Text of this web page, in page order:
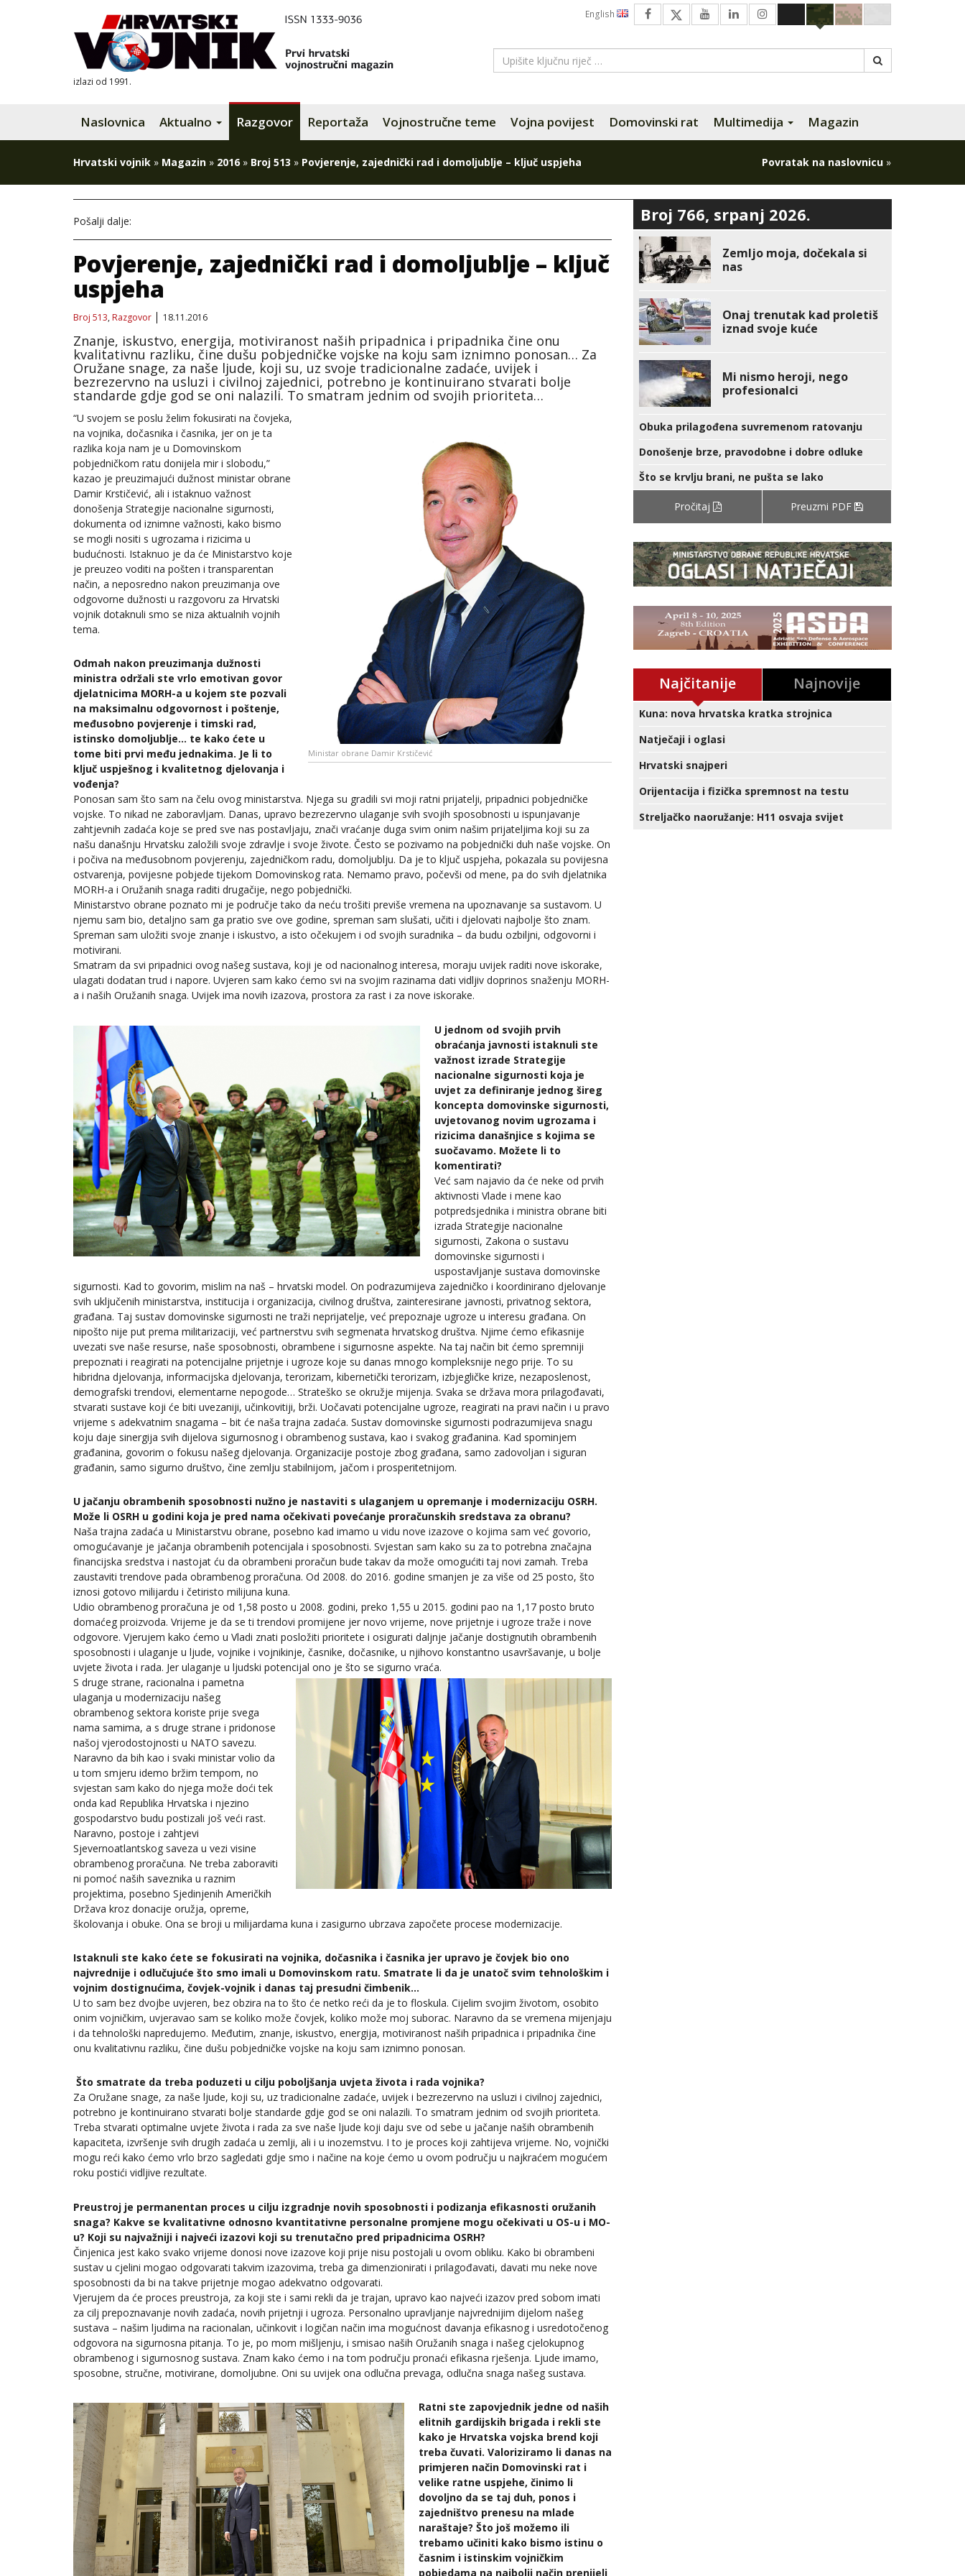
izlazi od 1991.
English
Naslovnica Aktualno Razgovor Reportaža Vojnostručne teme Vojna povijest Domovinski rat Multimedija Magazin
Hrvatski vojnik » Magazin » 2016 » Broj 513 » Povjerenje, zajednički rad i domoljublje – ključ uspjeha Povratak na naslovnicu »
Pošalji dalje:
Povjerenje, zajednički rad i domoljublje – ključ
uspjeha
Broj 513,Razgovor 18.11.2016
Znanje, iskustvo, energija, motiviranost naših pripadnica i pripadnika čine onu
kvalitativnu razliku, čine dušu pobjedničke vojske na koju sam iznimno ponosan… Za
Oružane snage, za naše ljude, koji su, uz svoje tradicionalne zadaće, uvijek i
bezrezervno na usluzi i civilnoj zajednici, potrebno je kontinuirano stvarati bolje
standarde gdje god se oni nalazili. To smatram jednim od svojih prioriteta…
Ministar obrane Damir Krstičević
“U svojem se poslu želim fokusirati na čovjeka,
na vojnika, dočasnika i časnika, jer on je ta
razlika koja nam je u Domovinskom
pobjedničkom ratu donijela mir i slobodu,”
kazao je preuzimajući dužnost ministar obrane
Damir Krstičević, ali i istaknuo važnost
donošenja Strategije nacionalne sigurnosti,
dokumenta od iznimne važnosti, kako bismo
se mogli nositi s ugrozama i rizicima u
budućnosti. Istaknuo je da će Ministarstvo koje
je preuzeo voditi na pošten i transparentan
način, a neposredno nakon preuzimanja ove
odgovorne dužnosti u razgovoru za Hrvatski
vojnik dotaknuli smo se niza aktualnih vojnih
tema.
Odmah nakon preuzimanja dužnosti
ministra održali ste vrlo emotivan govor
djelatnicima MORH-a u kojem ste pozvali
na maksimalnu odgovornost i poštenje,
međusobno povjerenje i timski rad,
istinsko domoljublje… te kako ćete u
tome biti prvi među jednakima. Je li to
ključ uspješnog i kvalitetnog djelovanja i
vođenja?
Ponosan sam što sam na čelu ovog ministarstva. Njega su gradili svi moji ratni prijatelji, pripadnici pobjedničke
vojske. To nikad ne zaboravljam. Danas, upravo bezrezervno ulaganje svih svojih sposobnosti u ispunjavanje
zahtjevnih zadaća koje se pred sve nas postavljaju, znači vraćanje duga svim onim našim prijateljima koji su za
našu današnju Hrvatsku založili svoje zdravlje i svoje živote. Često se pozivamo na pobjednički duh naše vojske. On
i počiva na međusobnom povjerenju, zajedničkom radu, domoljublju. Da je to ključ uspjeha, pokazala su povijesna
ostvarenja, povijesne pobjede tijekom Domovinskog rata. Nemamo pravo, počevši od mene, pa do svih djelatnika
MORH-a i Oružanih snaga raditi drugačije, nego pobjednički.
Ministarstvo obrane poznato mi je područje tako da neću trošiti previše vremena na upoznavanje sa sustavom. U
njemu sam bio, detaljno sam ga pratio sve ove godine, spreman sam slušati, učiti i djelovati najbolje što znam.
Spreman sam uložiti svoje znanje i iskustvo, a isto očekujem i od svojih suradnika – da budu ozbiljni, odgovorni i
motivirani.
Smatram da svi pripadnici ovog našeg sustava, koji je od nacionalnog interesa, moraju uvijek raditi nove iskorake,
ulagati dodatan trud i napore. Uvjeren sam kako ćemo svi na svojim razinama dati vidljiv doprinos snaženju MORH-
a i naših Oružanih snaga. Uvijek ima novih izazova, prostora za rast i za nove iskorake.
U jednom od svojih prvih
obraćanja javnosti istaknuli ste
važnost izrade Strategije
nacionalne sigurnosti koja je
uvjet za definiranje jednog šireg
koncepta domovinske sigurnosti,
uvjetovanog novim ugrozama i
rizicima današnjice s kojima se
suočavamo. Možete li to
komentirati?
Već sam najavio da će neke od prvih
aktivnosti Vlade i mene kao
potpredsjednika i ministra obrane biti
izrada Strategije nacionalne
sigurnosti, Zakona o sustavu
domovinske sigurnosti i
uspostavljanje sustava domovinske
sigurnosti. Kad to govorim, mislim na naš – hrvatski model. On podrazumijeva zajedničko i koordinirano djelovanje
svih uključenih ministarstva, institucija i organizacija, civilnog društva, zainteresirane javnosti, privatnog sektora,
građana. Taj sustav domovinske sigurnosti ne traži neprijatelje, već prepoznaje ugroze u interesu građana. On
nipošto nije put prema militarizaciji, već partnerstvu svih segmenata hrvatskog društva. Njime ćemo efikasnije
uvezati sve naše resurse, naše sposobnosti, obrambene i sigurnosne aspekte. Na taj način bit ćemo spremniji
prepoznati i reagirati na potencijalne prijetnje i ugroze koje su danas mnogo kompleksnije nego prije. To su
hibridna djelovanja, informacijska djelovanja, terorizam, kibernetički terorizam, izbjegličke krize, nezaposlenost,
demografski trendovi, elementarne nepogode… Strateško se okružje mijenja. Svaka se država mora prilagođavati,
stvarati sustave koji će biti uvezaniji, učinkovitiji, brži. Uočavati potencijalne ugroze, reagirati na pravi način i u pravo
vrijeme s adekvatnim snagama – bit će naša trajna zadaća. Sustav domovinske sigurnosti podrazumijeva snagu
koju daje sinergija svih dijelova sigurnosnog i obrambenog sustava, kao i svakog građanina. Kad spominjem
građanina, govorim o fokusu našeg djelovanja. Organizacije postoje zbog građana, samo zadovoljan i siguran
građanin, samo sigurno društvo, čine zemlju stabilnijom, jačom i prosperitetnijom.
U jačanju obrambenih sposobnosti nužno je nastaviti s ulaganjem u opremanje i modernizaciju OSRH.
Može li OSRH u godini koja je pred nama očekivati povećanje proračunskih sredstava za obranu?
Naša trajna zadaća u Ministarstvu obrane, posebno kad imamo u vidu nove izazove o kojima sam već govorio,
omogućavanje je jačanja obrambenih potencijala i sposobnosti. Svjestan sam kako su za to potrebna značajna
financijska sredstva i nastojat ću da obrambeni proračun bude takav da može omogućiti taj novi zamah. Treba
zaustaviti trendove pada obrambenog proračuna. Od 2008. do 2016. godine smanjen je za više od 25 posto, što
iznosi gotovo milijardu i četiristo milijuna kuna.
Udio obrambenog proračuna je od 1,58 posto u 2008. godini, preko 1,55 u 2015. godini pao na 1,17 posto bruto
domaćeg proizvoda. Vrijeme je da se ti trendovi promijene jer novo vrijeme, nove prijetnje i ugroze traže i nove
odgovore. Vjerujem kako ćemo u Vladi znati posložiti prioritete i osigurati daljnje jačanje dostignutih obrambenih
sposobnosti i ulaganje u ljude, vojnike i vojnikinje, časnike, dočasnike, u njihovo konstantno usavršavanje, u bolje
uvjete života i rada. Jer ulaganje u ljudski potencijal ono je što se sigurno vraća.
S druge strane, racionalna i pametna
ulaganja u modernizaciju našeg
obrambenog sektora koriste prije svega
nama samima, a s druge strane i pridonose
našoj vjerodostojnosti u NATO savezu.
Naravno da bih kao i svaki ministar volio da
u tom smjeru idemo bržim tempom, no
svjestan sam kako do njega može doći tek
onda kad Republika Hrvatska i njezino
gospodarstvo budu postizali još veći rast.
Naravno, postoje i zahtjevi
Sjevernoatlantskog saveza u vezi visine
obrambenog proračuna. Ne treba zaboraviti
ni pomoć naših saveznika u raznim
projektima, posebno Sjedinjenih Američkih
Država kroz donacije oružja, opreme,
školovanja i obuke. Ona se broji u milijardama kuna i zasigurno ubrzava započete procese modernizacije.
Istaknuli ste kako ćete se fokusirati na vojnika, dočasnika i časnika jer upravo je čovjek bio ono
najvrednije i odlučujuće što smo imali u Domovinskom ratu. Smatrate li da je unatoč svim tehnološkim i
vojnim dostignućima, čovjek-vojnik i danas taj presudni čimbenik…
U to sam bez dvojbe uvjeren, bez obzira na to što će netko reći da je to floskula. Cijelim svojim životom, osobito
onim vojničkim, uvjeravao sam se koliko može čovjek, koliko može moj suborac. Naravno da se vremena mijenjaju
i da tehnološki napredujemo. Međutim, znanje, iskustvo, energija, motiviranost naših pripadnica i pripadnika čine
onu kvalitativnu razliku, čine dušu pobjedničke vojske na koju sam iznimno ponosan.
Što smatrate da treba poduzeti u cilju poboljšanja uvjeta života i rada vojnika?
Za Oružane snage, za naše ljude, koji su, uz tradicionalne zadaće, uvijek i bezrezervno na usluzi i civilnoj zajednici,
potrebno je kontinuirano stvarati bolje standarde gdje god se oni nalazili. To smatram jednim od svojih prioriteta.
Treba stvarati optimalne uvjete života i rada za sve naše ljude koji daju sve od sebe u jačanje naših obrambenih
kapaciteta, izvršenje svih drugih zadaća u zemlji, ali i u inozemstvu. I to je proces koji zahtijeva vrijeme. No, vojnički
mogu reći kako ćemo vrlo brzo sagledati gdje smo i načine na koje ćemo u ovom području u najkraćem mogućem
roku postići vidljive rezultate.
Preustroj je permanentan proces u cilju izgradnje novih sposobnosti i podizanja efikasnosti oružanih
snaga? Kakve se kvalitativne odnosno kvantitativne personalne promjene mogu očekivati u OS-u i MO-
u? Koji su najvažniji i najveći izazovi koji su trenutačno pred pripadnicima OSRH?
Činjenica jest kako svako vrijeme donosi nove izazove koji prije nisu postojali u ovom obliku. Kako bi obrambeni
sustav u cjelini mogao odgovarati takvim izazovima, treba ga dimenzionirati i prilagođavati, davati mu neke nove
sposobnosti da bi na takve prijetnje mogao adekvatno odgovarati.
Vjerujem da će proces preustroja, za koji ste i sami rekli da je trajan, upravo kao najveći izazov pred sobom imati
za cilj prepoznavanje novih zadaća, novih prijetnji i ugroza. Personalno upravljanje najvrednijim dijelom našeg
sustava – našim ljudima na racionalan, učinkovit i logičan način ima mogućnost davanja efikasnog i usredotočenog
odgovora na sigurnosna pitanja. To je, po mom mišljenju, i smisao naših Oružanih snaga i našeg cjelokupnog
obrambenog i sigurnosnog sustava. Znam kako ćemo i na tom području pronaći efikasna rješenja. Ljude imamo,
sposobne, stručne, motivirane, domoljubne. Oni su uvijek ona odlučna prevaga, odlučna snaga našeg sustava.
Ratni ste zapovjednik jedne od naših
elitnih gardijskih brigada i rekli ste
kako je Hrvatska vojska brend koji
treba čuvati. Valoriziramo li danas na
primjeren način Domovinski rat i
velike ratne uspjehe, činimo li
dovoljno da se taj duh, ponos i
zajedništvo prenesu na mlade
naraštaje? Što još možemo ili
trebamo učiniti kako bismo istinu o
časnim i istinskim vojničkim
pobjedama na najbolji način prenijeli
Broj 766, srpanj 2026.
Zemljo moja, dočekala si
nas
Onaj trenutak kad proletiš
iznad svoje kuće
Mi nismo heroji, nego
profesionalci
Obuka prilagođena suvremenom ratovanju
Donošenje brze, pravodobne i dobre odluke
Što se krvlju brani, ne pušta se lako
Pročitaj Preuzmi PDF
Najčitanije Najnovije
Kuna: nova hrvatska kratka strojnica
Natječaji i oglasi
Hrvatski snajperi
Orijentacija i fizička spremnost na testu
Streljačko naoružanje: H11 osvaja svijet